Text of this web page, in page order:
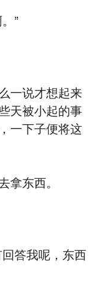
”
一说才想起来
天被小起的事
一下子便将这
拿东西。
答我呢，东西